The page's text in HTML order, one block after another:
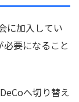
に加入してい
要になること
へ切り替え